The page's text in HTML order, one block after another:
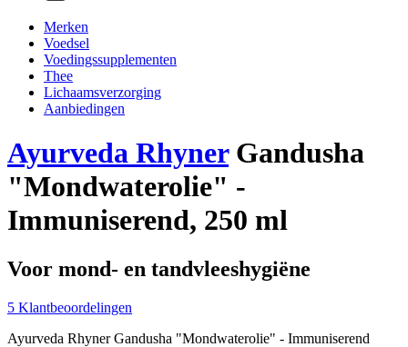
Merken
Voedsel
Voedingssupplementen
Thee
Lichaamsverzorging
Aanbiedingen
Ayurveda RhynerGandusha
"Mondwaterolie" -
Immuniserend, 250 ml
Voor mond- en tandvleeshygiëne
5 Klantbeoordelingen
Ayurveda Rhyner Gandusha "Mondwaterolie" - Immuniserend